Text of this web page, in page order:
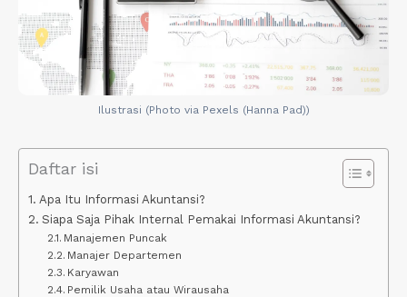
Ilustrasi (Photo via Pexels (Hanna Pad))
Daftar isi
Apa Itu Informasi Akuntansi?
Siapa Saja Pihak Internal Pemakai Informasi Akuntansi?
Manajemen Puncak
Manajer Departemen
Karyawan
Pemilik Usaha atau Wirausaha